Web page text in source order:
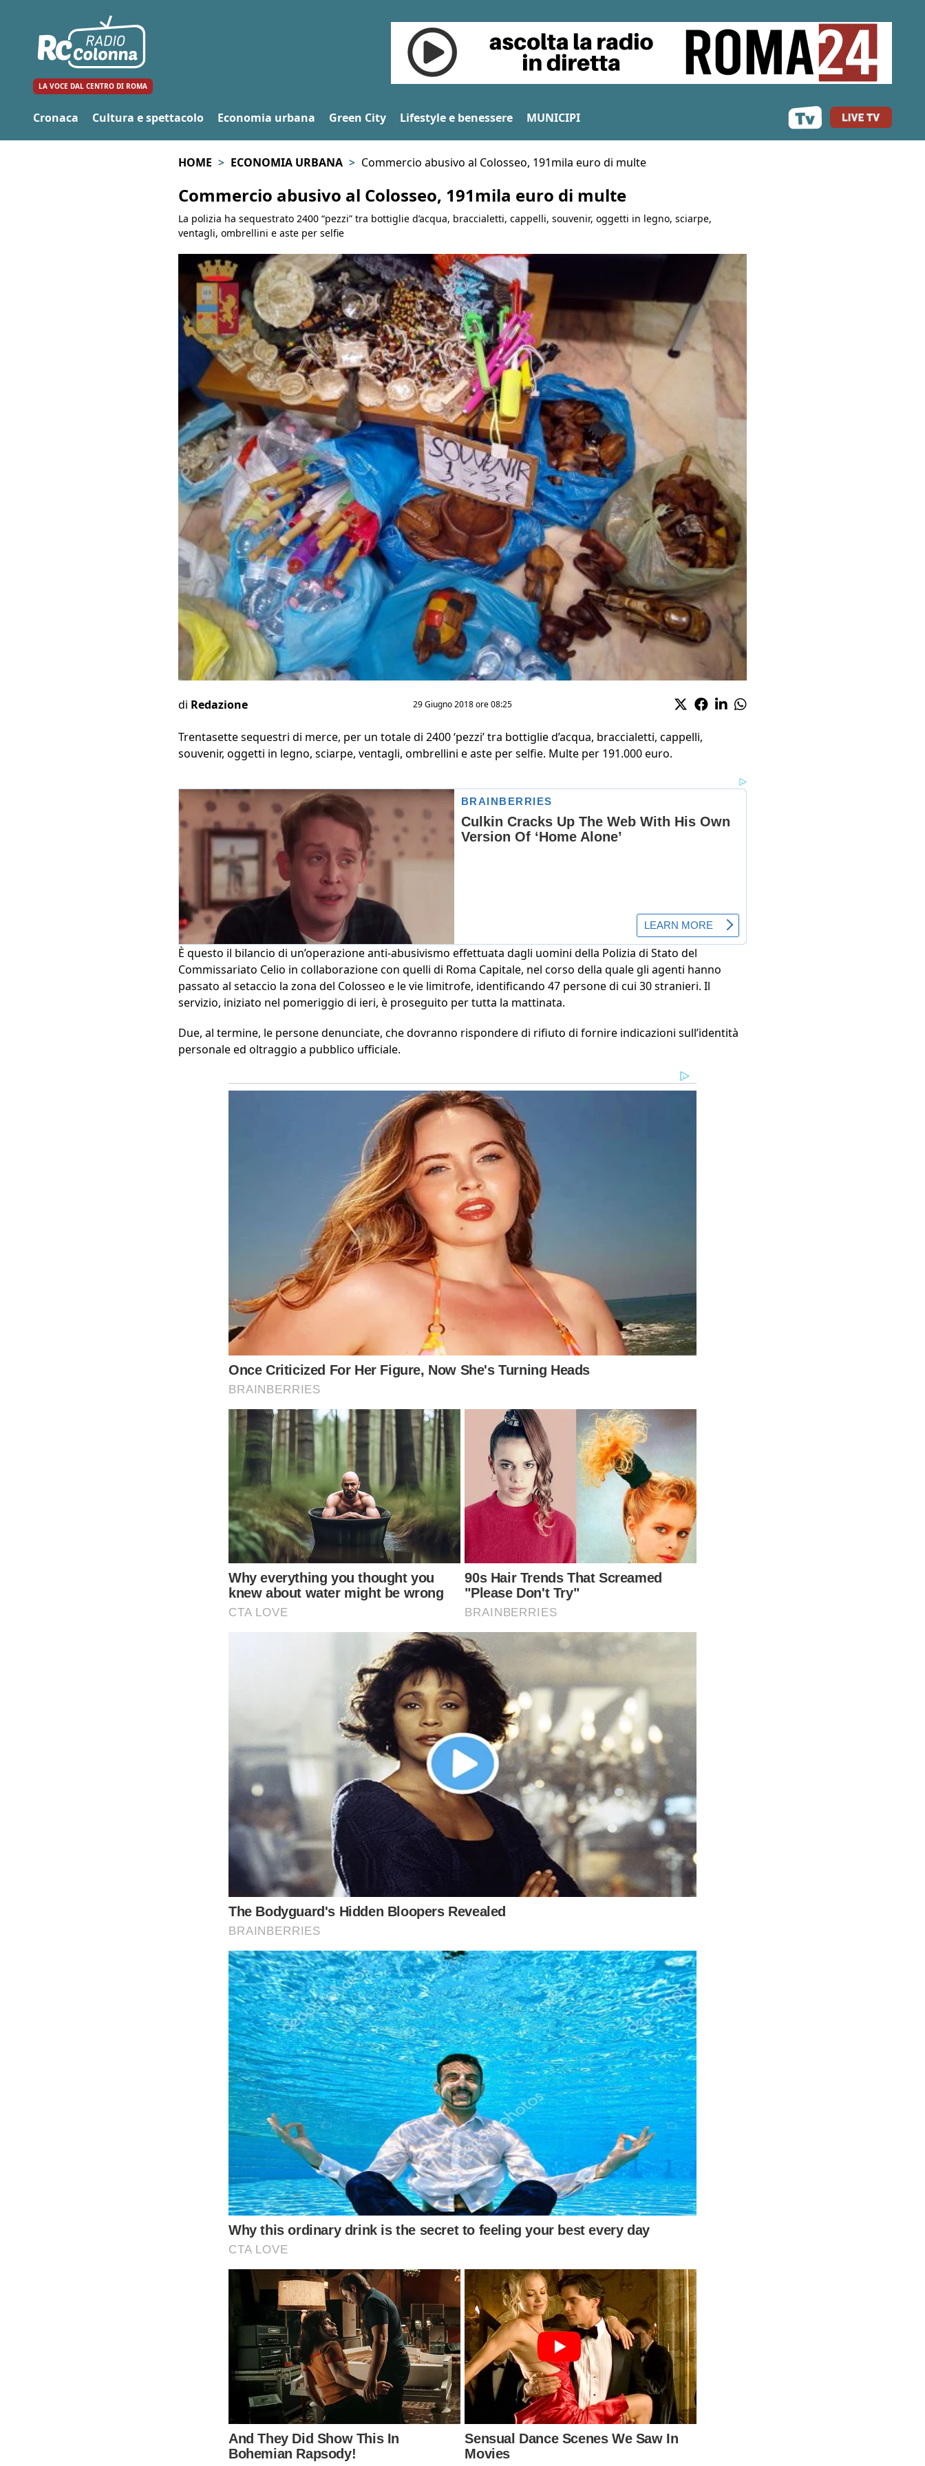
LA VOCE DAL CENTRO DI ROMA
Cronaca Cultura e spettacolo Economia urbana Green City Lifestyle e benessere MUNICIPI
HOME ECONOMIA URBANA Commercio abusivo al Colosseo, 191mila euro di multe
Commercio abusivo al Colosseo, 191mila euro di multe
La polizia ha sequestrato 2400 “pezzi” tra bottiglie d’acqua, braccialetti, cappelli, souvenir, oggetti in legno, sciarpe,
ventagli, ombrellini e aste per selfie
di Redazione 29 Giugno 2018 ore 08:25
Trentasette sequestri di merce, per un totale di 2400 ‘pezzi’ tra bottiglie d’acqua, braccialetti, cappelli,
souvenir, oggetti in legno, sciarpe, ventagli, ombrellini e aste per selfie. Multe per 191.000 euro.
È questo il bilancio di un’operazione anti-abusivismo effettuata dagli uomini della Polizia di Stato del
Commissariato Celio in collaborazione con quelli di Roma Capitale, nel corso della quale gli agenti hanno
passato al setaccio la zona del Colosseo e le vie limitrofe, identificando 47 persone di cui 30 stranieri. Il
servizio, iniziato nel pomeriggio di ieri, è proseguito per tutta la mattinata.
Due, al termine, le persone denunciate, che dovranno rispondere di rifiuto di fornire indicazioni sull’identità
personale ed oltraggio a pubblico ufficiale.